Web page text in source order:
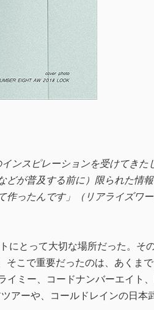
ンスピレーションを受けてきた
どが普及する前に）限られた情
ったんです」（リアライズワー
にとって大切な場所だった。そ
こで重要だったのは、あくま
イミー、コードナンバーエイト
アーや、コールドレインの日本